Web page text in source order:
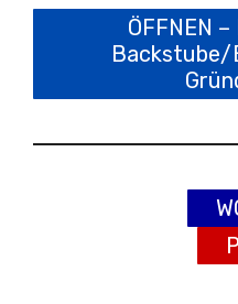
ÖFFNEN
Backstube/